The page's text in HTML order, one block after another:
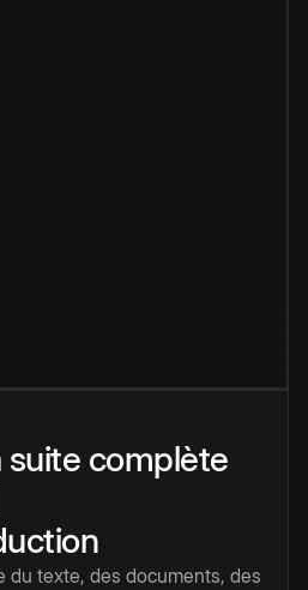
suite complète
du texte, des documents, des